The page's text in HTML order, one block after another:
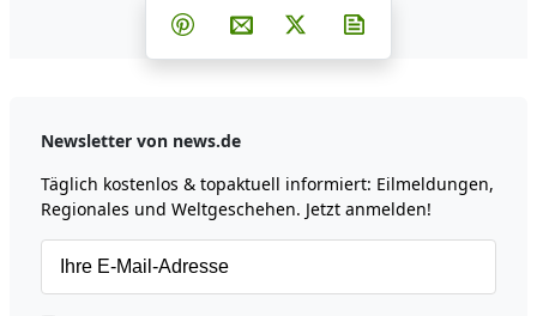
Teilen auf Facebook
Teilen auf Whatsapp
Teilen auf Telegram
Teilen auf Pinterest
Per E-Mail teilen
Post auf X
Newsletter von news.de
Täglich kostenlos & topaktuell informiert: Eilmeldungen,
Regionales und Weltgeschehen. Jetzt anmelden!